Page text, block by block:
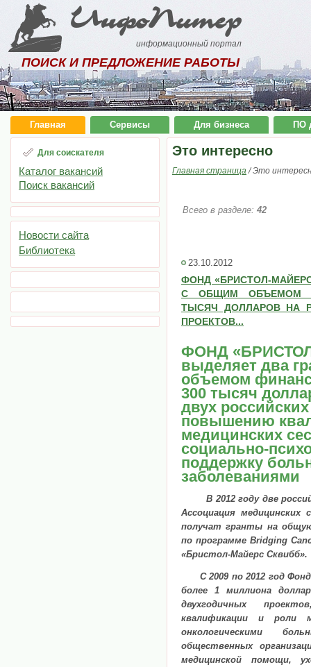
ИнфоПитер
информационный портал
ПОИСК И ПРЕДЛОЖЕНИЕ РАБОТЫ
Главная Сервисы Для бизнеса ПО
Для соискателя
Каталог вакансий
Поиск вакансий
Новости сайта
Библиотека
Это интересно
Главная страница/Это
Всего в разделе: 42
23.10.2012
ФОНД «БРИСТОЛ-
С ОБЩИМ ОБЪЕМОМ
ТЫСЯЧ ДОЛЛАРОВ НА
ПРОЕКТОВ...
ФОНД
выделяет два
объемом
300 тысяч
двух
повышению
медицинских
социально-
поддержку
заболеваниями
В 2012 году две
Ассоциация
получат гранты на
по программе Bridging
«Бристол-Майерс Сквибб».
С 2009 по 2012 год
более 1 миллиона
двухгодичных
квалификации и роли
онкологическими
общественных
медицинской помощи,